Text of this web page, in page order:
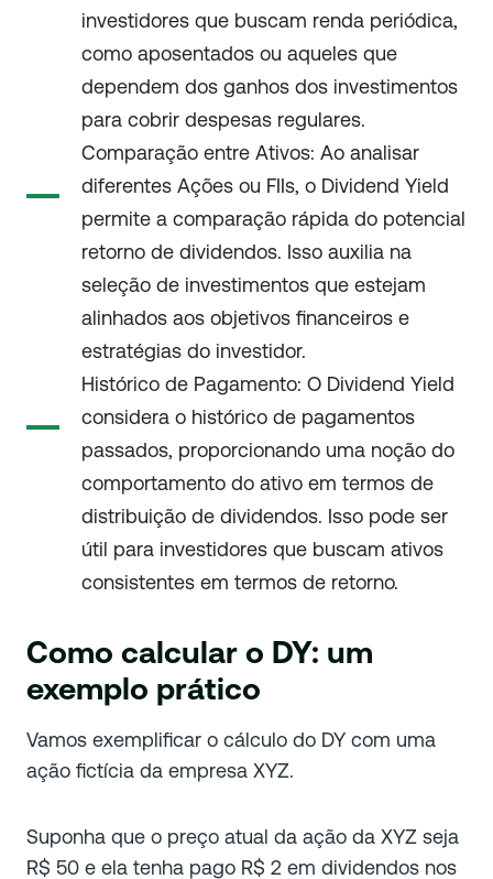
investidores que buscam renda periódica,
como aposentados ou aqueles que
dependem dos ganhos dos investimentos
para cobrir despesas regulares.
Comparação entre Ativos: Ao analisar
diferentes Ações ou FIIs, o Dividend Yield
permite a comparação rápida do potencial
retorno de dividendos. Isso auxilia na
seleção de investimentos que estejam
alinhados aos objetivos financeiros e
estratégias do investidor.
Histórico de Pagamento: O Dividend Yield
considera o histórico de pagamentos
passados, proporcionando uma noção do
comportamento do ativo em termos de
distribuição de dividendos. Isso pode ser
útil para investidores que buscam ativos
consistentes em termos de retorno.
Como calcular o DY: um
exemplo prático
Vamos exemplificar o cálculo do DY com uma
ação fictícia da empresa XYZ.
Suponha que o preço atual da ação da XYZ seja
R$ 50 e ela tenha pago R$ 2 em dividendos nos